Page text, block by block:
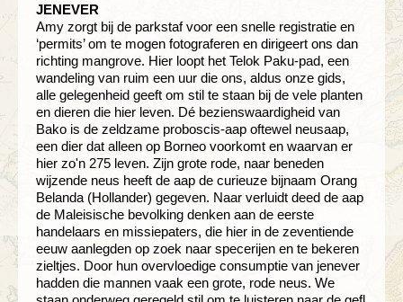
JENEVER
Amy zorgt bij de parkstaf voor een snelle registratie en
‘permits’ om te mogen fotograferen en dirigeert ons dan
richting mangrove. Hier loopt het Telok Paku-pad, een
wandeling van ruim een uur die ons, aldus onze gids,
alle gelegenheid geeft om stil te staan bij de vele planten
en dieren die hier leven. Dé bezienswaardigheid van
Bako is de zeldzame proboscis-aap oftewel neusaap,
een dier dat alleen op Borneo voorkomt en waarvan er
hier zo'n 275 leven. Zijn grote rode, naar beneden
wijzende neus heeft de aap de curieuze bijnaam Orang
Belanda (Hollander) gegeven. Naar verluidt deed de aap
de Maleisische bevolking denken aan de eerste
handelaars en missiepaters, die hier in de zeventiende
eeuw aanlegden op zoek naar specerijen en te bekeren
zieltjes. Door hun overvloedige consumptie van jenever
hadden die mannen vaak een grote, rode neus. We